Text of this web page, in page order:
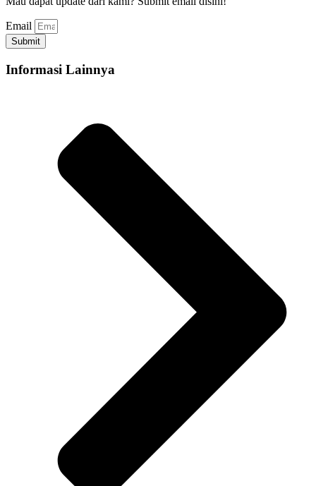
Email
Submit
Informasi Lainnya